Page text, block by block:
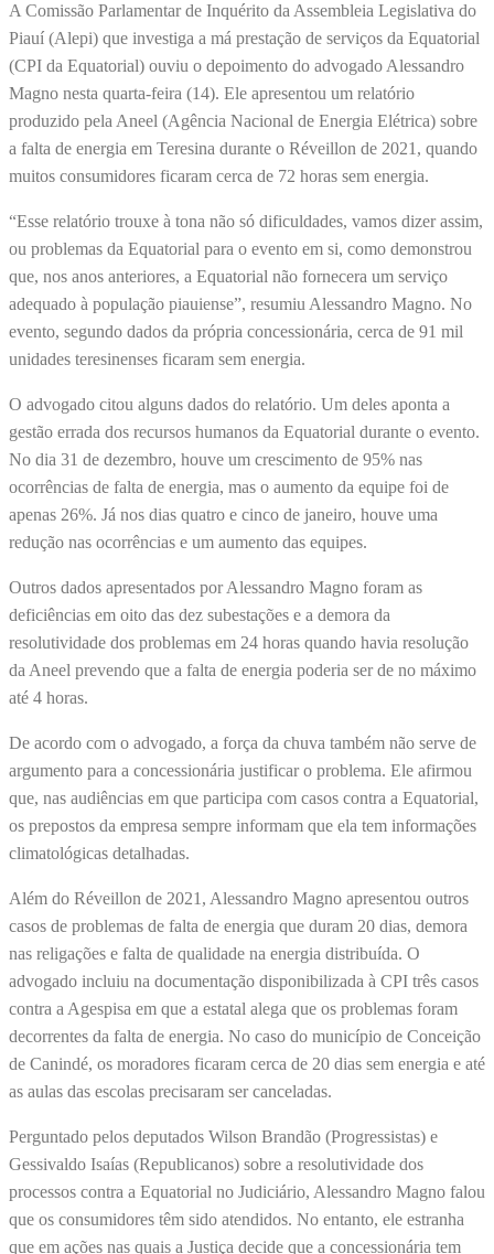
A Comissão Parlamentar de Inquérito da Assembleia Legislativa do
Piauí (Alepi) que investiga a má prestação de serviços da Equatorial
(CPI da Equatorial) ouviu o depoimento do advogado Alessandro
Magno nesta quarta-feira (14). Ele apresentou um relatório
produzido pela Aneel (Agência Nacional de Energia Elétrica) sobre
a falta de energia em Teresina durante o Réveillon de 2021, quando
muitos consumidores ficaram cerca de 72 horas sem energia.
“Esse relatório trouxe à tona não só dificuldades, vamos dizer assim,
ou problemas da Equatorial para o evento em si, como demonstrou
que, nos anos anteriores, a Equatorial não fornecera um serviço
adequado à população piauiense”, resumiu Alessandro Magno. No
evento, segundo dados da própria concessionária, cerca de 91 mil
unidades teresinenses ficaram sem energia.
O advogado citou alguns dados do relatório. Um deles aponta a
gestão errada dos recursos humanos da Equatorial durante o evento.
No dia 31 de dezembro, houve um crescimento de 95% nas
ocorrências de falta de energia, mas o aumento da equipe foi de
apenas 26%. Já nos dias quatro e cinco de janeiro, houve uma
redução nas ocorrências e um aumento das equipes.
Outros dados apresentados por Alessandro Magno foram as
deficiências em oito das dez subestações e a demora da
resolutividade dos problemas em 24 horas quando havia resolução
da Aneel prevendo que a falta de energia poderia ser de no máximo
até 4 horas.
De acordo com o advogado, a força da chuva também não serve de
argumento para a concessionária justificar o problema. Ele afirmou
que, nas audiências em que participa com casos contra a Equatorial,
os prepostos da empresa sempre informam que ela tem informações
climatológicas detalhadas.
Além do Réveillon de 2021, Alessandro Magno apresentou outros
casos de problemas de falta de energia que duram 20 dias, demora
nas religações e falta de qualidade na energia distribuída. O
advogado incluiu na documentação disponibilizada à CPI três casos
contra a Agespisa em que a estatal alega que os problemas foram
decorrentes da falta de energia. No caso do município de Conceição
de Canindé, os moradores ficaram cerca de 20 dias sem energia e até
as aulas das escolas precisaram ser canceladas.
Perguntado pelos deputados Wilson Brandão (Progressistas) e
Gessivaldo Isaías (Republicanos) sobre a resolutividade dos
processos contra a Equatorial no Judiciário, Alessandro Magno falou
que os consumidores têm sido atendidos. No entanto, ele estranha
que em ações nas quais a Justiça decide que a concessionária tem